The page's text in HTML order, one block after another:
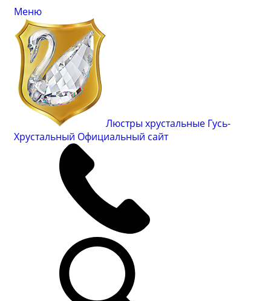
Меню
Люстры хрустальные Гусь-
Хрустальный Официальный сайт